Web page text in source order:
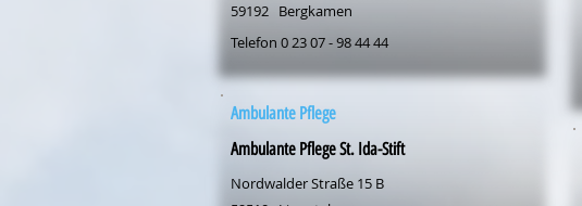
59192 Bergkamen
Telefon 0 23 07 - 98 44 44
Ambulante Pflege
Ambulante Pflege St. Ida-Stift
Nordwalder Straße 15 B